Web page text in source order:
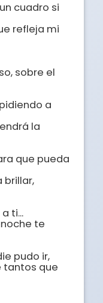
cuadro si
refleja mi
sobre el
a
la
que pueda
brillar,
ti...
te
pudo ir,
tantos que